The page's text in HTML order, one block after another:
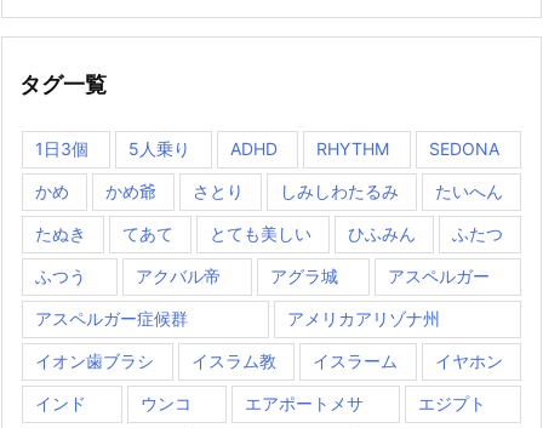
タグ一覧
1日3個 5人乗り ADHD RHYTHM SEDONA
かめ かめ爺 さとり しみしわたるみ たいへん
たぬき てあて とても美しい ひふみん ふたつ
ふつう アクバル帝 アグラ城 アスペルガー
アスペルガー症候群 アメリカアリゾナ州
イオン歯ブラシ イスラム教 イスラーム イヤホン
インド ウンコ エアポートメサ エジプト